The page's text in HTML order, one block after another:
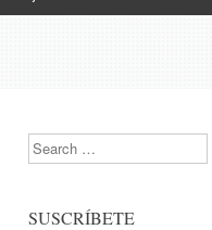
Search
SUSCRÍBETE